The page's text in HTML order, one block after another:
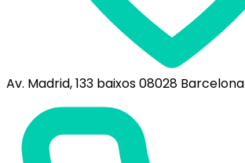
Av. Madrid, 133 baixos 08028 Barcelona